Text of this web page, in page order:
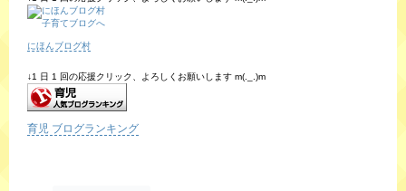
にほんブログ村
↓1 日 1 回の応援クリック、よろしくお願いします m(._.)m
育児 ブログランキング